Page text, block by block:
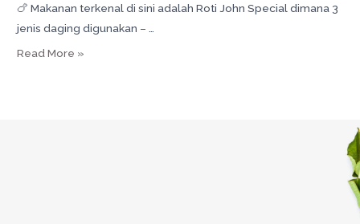
🍗 Makanan terkenal di sini adalah Roti John Special dimana 3
jenis daging digunakan – …
Read More »